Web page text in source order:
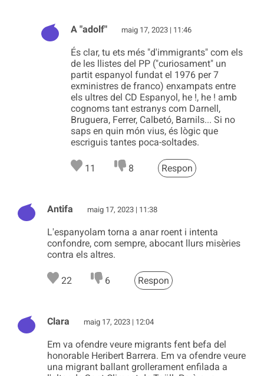
A "adolf" maig 17, 2023 | 11:46
És clar, tu ets més "d'immigrants" com els
de les llistes del PP ("curiosament" un
partit espanyol fundat el 1976 per 7
exministres de franco) enxampats entre
els ultres del CD Espanyol, he !, he ! amb
cognoms tant estranys com Darnell,
Bruguera, Ferrer, Calbetó, Barnils... Si no
saps en quin món vius, és lògic que
escriguis tantes poca-soltades.
11 8 Respon
Antifa maig 17, 2023 | 11:38
L'espanyolam torna a anar roent i intenta
confondre, com sempre, abocant llurs misèries
contra els altres.
22 6 Respon
Clara maig 17, 2023 | 12:04
Em va ofendre veure migrants fent befa del
honorable Heribert Barrera. Em va ofendre veure
una migrant ballant grollerament enfilada a